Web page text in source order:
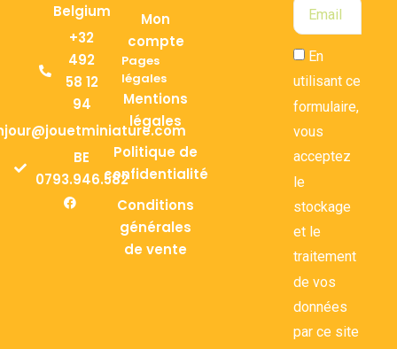
Belgium
+32
492
58 12
94
BE
0793.946.582
Mon
compte
Pages
légales
Mentions
légales
Politique de
confidentialité
Conditions
générales
de vente
En
utilisant ce
formulaire,
vous
acceptez
le
stockage
et le
traitement
de vos
données
par ce site